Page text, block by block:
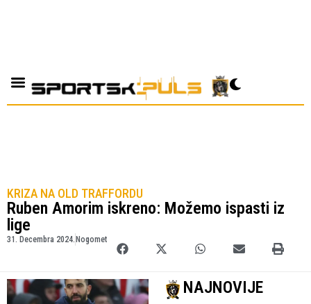
KRIZA NA OLD TRAFFORDU
Ruben Amorim iskreno: Možemo ispasti iz
lige
31. Decembra 2024. Nogomet
NAJNOVIJE